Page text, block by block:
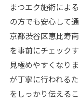
まつエク施術によ
の方でも安心して
京都渋谷区恵比寿
を事前にチェック
見極めやすくなり
が丁寧に行われる
をしっかり伝える